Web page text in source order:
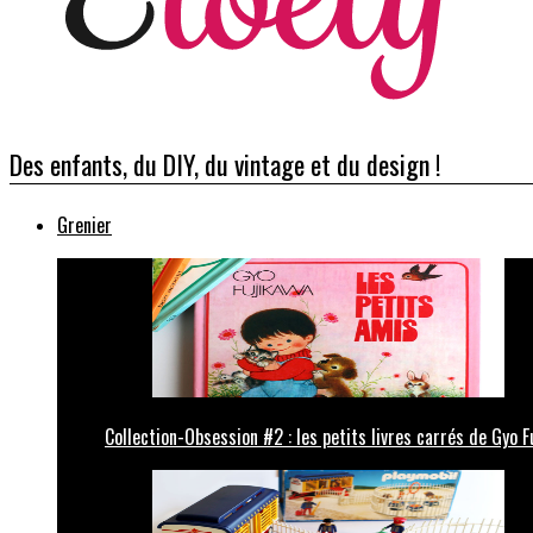
Des enfants, du DIY, du vintage et du design !
Grenier
Collection-Obsession #2 : les petits livres carrés de Gyo